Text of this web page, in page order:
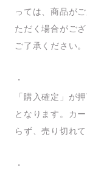
っては、商品が
ただく場合がご
ご了承ください。
・
「購入確定」が
となります。カ
らず、売り切れ
・